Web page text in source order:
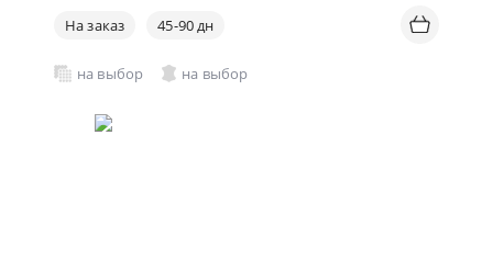
На заказ 45-90 дн
на выбор на выбор